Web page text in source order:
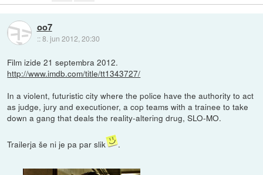
oo7
::8. jun 2012, 20:30
Film izide 21 septembra 2012.
http://www.imdb.com/title/tt1343727/
In a violent, futuristic city where the police have the authority to act
as judge, jury and executioner, a cop teams with a trainee to take
down a gang that deals the reality-altering drug, SLO-MO.
Trailerja še ni je pa par slik .